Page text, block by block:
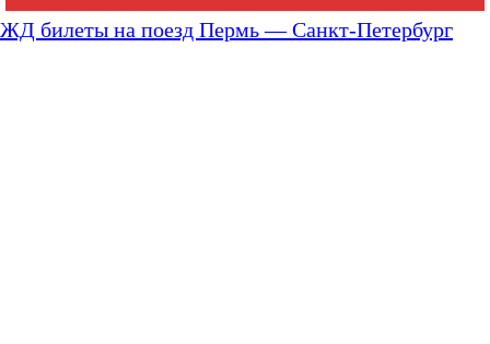
ЖД билеты на поезд Пермь — Санкт-Петербург